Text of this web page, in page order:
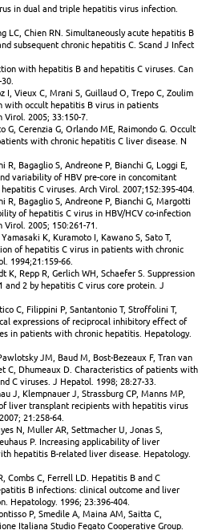
in dual and triple hepatitis virus infection.
LC, Chien RN. Simultaneously acute hepatitis B
subsequent chronic hepatitis C. Scand J Infect
with hepatitis B and hepatitis C viruses. Can
I, Vieux C, Mrani S, Guillaud O, Trepo C, Zoulim
with occult hepatitis B virus in patients
2005; 33:150-7.
G, Cerenzia G, Orlando ME, Raimondo G. Occult
with chronic hepatitis C liver disease. N
Bagaglio S, Andreone P, Bianchi G, Loggi E,
variability of HBV pre-core in concomitant
C viruses. Arch Virol. 2007;152:395-404.
R, Bagaglio S, Andreone P, Bianchi G, Margotti
of hepatitis C virus in HBV/HCV co-infection
2005; 150:261-71.
K, Kuramoto I, Kawano S, Sato T,
of hepatitis C virus in patients with chronic
1994;21:159-66.
K, Repp R, Gerlich WH, Schaefer S. Suppression
and 2 by hepatitis C virus core protein. J
C, Filippini P, Santantonio T, Stroffolini T,
expressions of reciprocal inhibitory effect of
in patients with chronic hepatitis. Hepatology.
JM, Baud M, Bost-Bezeaux F, Tran van
C, Dhumeaux D. Characteristics of patients with
C viruses. J Hepatol. 1998; 28:27-33.
J, Klempnauer J, Strassburg CP, Manns MP,
liver transplant recipients with hepatitis virus
21:258-64.
N, Muller AR, Settmacher U, Jonas S,
P. Increasing applicability of liver
hepatitis B-related liver disease. Hepatology.
Combs C, Ferrell LD. Hepatitis B and C
B infections: clinical outcome and liver
Hepatology. 1996; 23:396-404.
P, Smedile A, Maina AM, Saitta C,
Italiana Studio Fegato Cooperative Group.